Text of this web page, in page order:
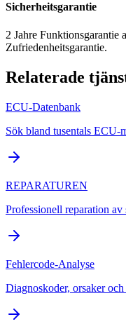
Sicherheitsgarantie
2 Jahre Funktionsgarantie
Zufriedenheitsgarantie.
Relaterade
ECU-Datenbank
Sök bland tusentals
REPARATUREN
Professionell reparation av
Fehlercode-Analyse
Diagnoskoder, orsaker